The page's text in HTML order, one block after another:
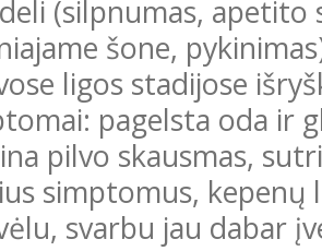
(silpnumas,
šone,
ligos stadijose
pagelsta oda ir
pilvo skausmas,
simptomus, kepenų
svarbu jau dabar